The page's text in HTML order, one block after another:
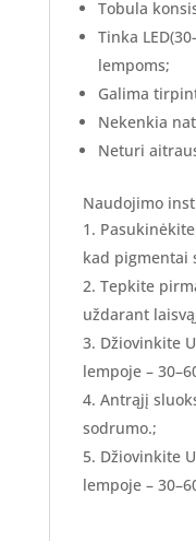
Tobula
Tinka
lempoms;
Galima
Nekenkia
Neturi
Naudojimo
kad pigmentai
Tepkite
uždarant
Džiovinkite
lempoje –
Antrąjį
sodrumo.;
Džiovinkite
lempoje –